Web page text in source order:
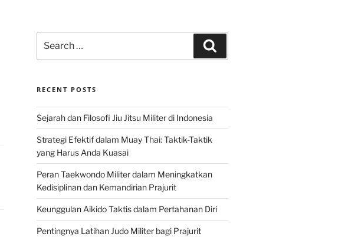
for:
RECENT POSTS
Sejarah dan Filosofi Jiu Jitsu Militer di Indonesia
Strategi Efektif dalam Muay Thai: Taktik-Taktik
yang Harus Anda Kuasai
Peran Taekwondo Militer dalam Meningkatkan
Kedisiplinan dan Kemandirian Prajurit
Keunggulan Aikido Taktis dalam Pertahanan Diri
Pentingnya Latihan Judo Militer bagi Prajurit